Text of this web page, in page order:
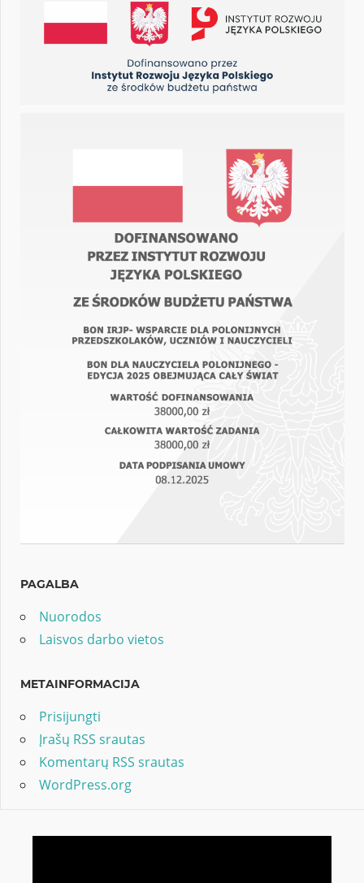
PAGALBA
Nuorodos
Laisvos darbo vietos
METAINFORMACIJA
Prisijungti
Įrašų RSS srautas
Komentarų RSS srautas
WordPress.org